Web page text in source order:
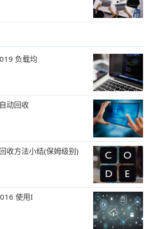
负载均
动回收
收方法小结(保姆级别)
使用I